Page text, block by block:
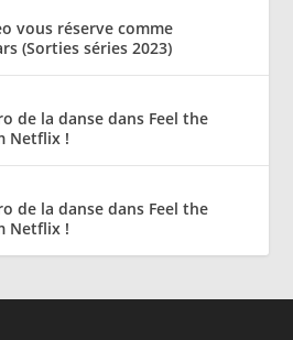
vous réserve comme
(Sorties séries 2023)
de la danse dans Feel the
Netflix !
de la danse dans Feel the
Netflix !